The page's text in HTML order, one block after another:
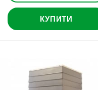
КУПИТИ